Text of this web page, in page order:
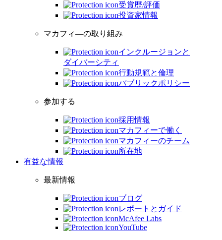
受賞歴/評価
投資家情報
マカフィ―の取り組み
インクルージョンと
ダイバーシティ
行動規範と倫理
パブリックポリシー
参加する
採用情報
マカフィーで働く
マカフィーのチーム
所在地
有益な情報
最新情報
ブログ
レポートとガイド
McAfee Labs
YouTube